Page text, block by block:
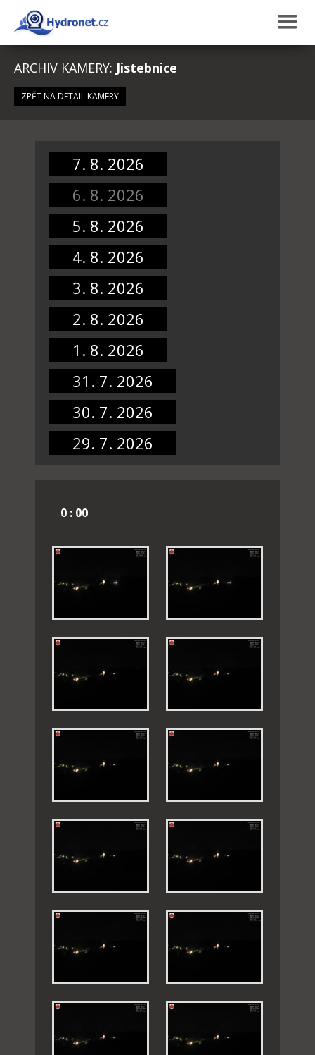
ARCHIV KAMERY: Jistebnice
ZPĚT NA DETAIL KAMERY
7. 8. 2026
6. 8. 2026
5. 8. 2026
4. 8. 2026
3. 8. 2026
2. 8. 2026
1. 8. 2026
31. 7. 2026
30. 7. 2026
29. 7. 2026
0 : 00